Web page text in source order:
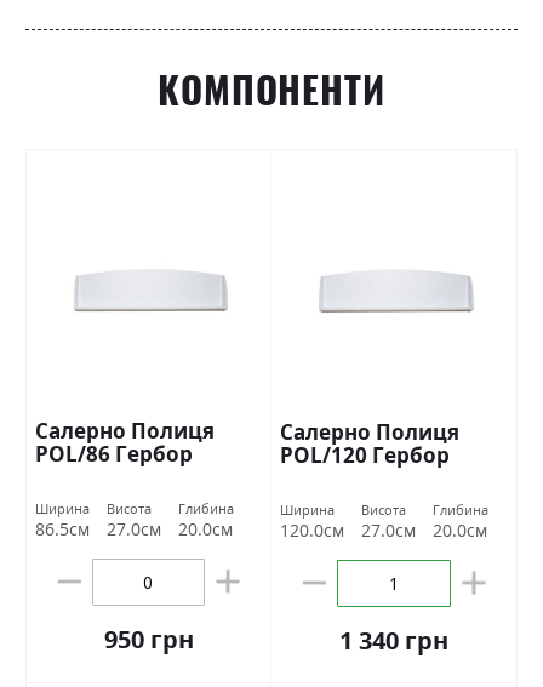
КОМПОНЕНТИ
Салерно Полиця
POL/86 Гербор
Ширина
86.5см
Висота
27.0см
Глибина
20.0см
950 грн
Салерно Полиця
POL/120 Гербор
Ширина
120.0см
Висота
27.0см
Глибина
20.0см
1 340 грн